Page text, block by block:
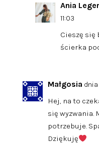
Ania
11:03
Cieszę się
ścierka
Małgosia dnia
Hej, na to
się wyzwania.
potrzebuje.
Dziękuję